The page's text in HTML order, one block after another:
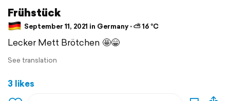
Frühstück
September 11, 2021 in Germany ⋅ ⛅ 16 °C
Lecker Mett Brötchen 🤩😁
See translation
3 likes